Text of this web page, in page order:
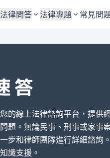
法律問答
與監護權
與債權
犯罪案件
案件類型
法律專題
婚姻與監護權
債務與債權
刑事犯罪案件
其他案件類型
常見問
的線上法律諮詢平台，提供
題。無論民事、刑事或家事
步和律師團隊進行詳細諮詢
識支援。